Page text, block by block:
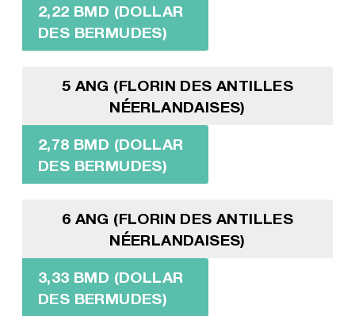
2,22 BMD (DOLLAR
DES BERMUDES)
5 ANG (FLORIN DES ANTILLES
NÉERLANDAISES)
2,78 BMD (DOLLAR
DES BERMUDES)
6 ANG (FLORIN DES ANTILLES
NÉERLANDAISES)
3,33 BMD (DOLLAR
DES BERMUDES)